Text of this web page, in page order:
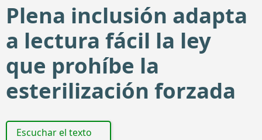
Plena inclusión adapta
a lectura fácil la ley
que prohíbe la
esterilización forzada
Escuchar el texto